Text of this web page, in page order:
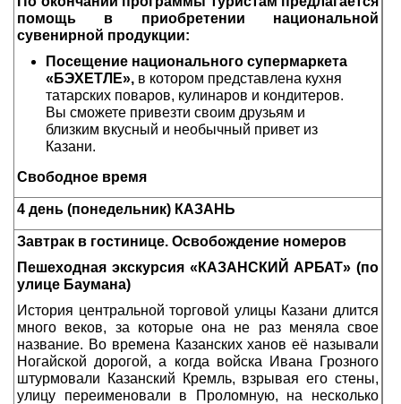
помощь в приобретении национальной
сувенирной продукции:
Посещение национального супермаркета
«БЭХЕТЛЕ», в котором представлена кухня
татарских поваров, кулинаров и кондитеров.
Вы сможете привезти своим друзьям и
близким вкусный и необычный привет из
Казани.
Свободное время
4 день (понедельник) КАЗАНЬ
Завтрак в гостинице. Освобождение номеров
Пешеходная экскурсия «КАЗАНСКИЙ АРБАТ» (по
улице Баумана)
История центральной торговой улицы Казани длится
много веков, за которые она не раз меняла свое
название. Во времена Казанских ханов её называли
Ногайской дорогой, а когда войска Ивана Грозного
штурмовали Казанский Кремль, взрывая его стены,
улицу переименовали в Проломную, на несколько